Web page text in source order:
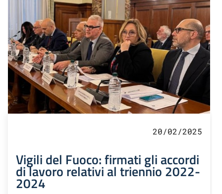
20/02/2025
Vigili del Fuoco: firmati gli accordi
di lavoro relativi al triennio 2022-
2024